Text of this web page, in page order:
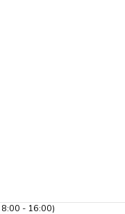
8:00 - 16:00)